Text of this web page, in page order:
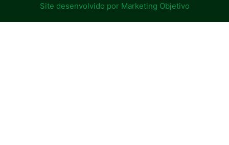
Site desenvolvido por Marketing Objetivo